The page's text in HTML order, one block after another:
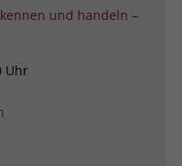
und handeln –
Uhr